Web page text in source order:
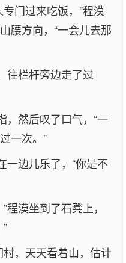
门过来吃饭，”程漠
腰方向，“一会儿去那
往栏杆旁边走了过
然后叹了口气，“一
一次。”
一边儿乐了，“你是不
程漠坐到了石凳上，
，天天看着山，估计